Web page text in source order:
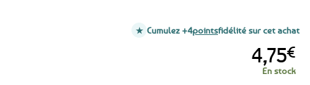
4,75€
En stock
Cumulez +4pointsfidélité sur cet achat